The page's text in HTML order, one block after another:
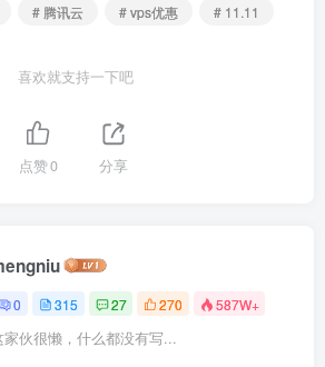
# 腾讯云 # vps优惠 # 11.11
喜欢就支持一下吧
点赞0 分享
0 315 27 270 587W+
家伙很懒，什么都没有写...